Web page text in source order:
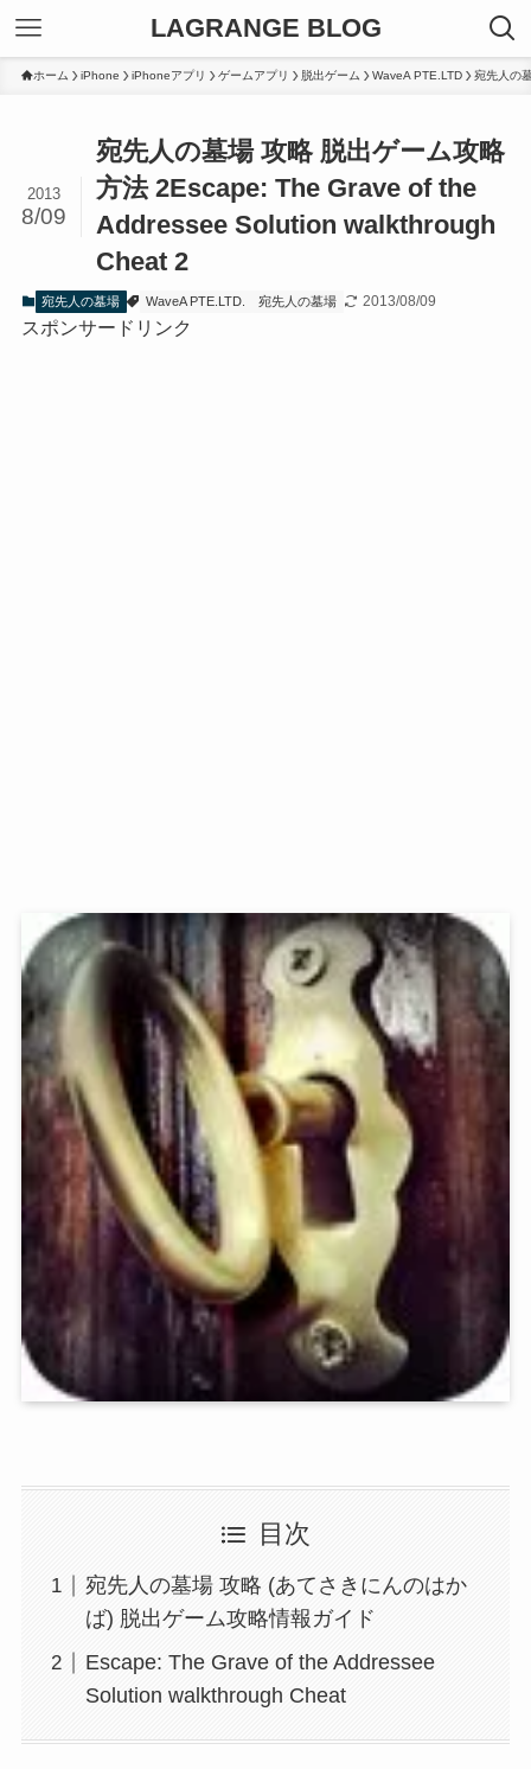
LAGRANGE BLOG
ホーム iPhone iPhoneアプリ ゲームアプリ 脱出ゲーム WaveA PTE.LTD 宛先人の
宛先人の墓場 攻略 脱出ゲーム攻略
方法 2Escape: The Grave of the
Addressee Solution walkthrough
Cheat 2
2013
8/09
宛先人の墓場 WaveA PTE.LTD. 宛先人の墓場 2013/08/09
スポンサードリンク
目次
宛先人の墓場 攻略 (あてさきにんのはか
ば) 脱出ゲーム攻略情報ガイド
Escape: The Grave of the Addressee
Solution walkthrough Cheat